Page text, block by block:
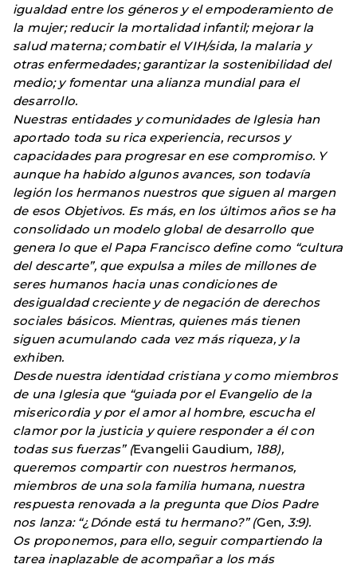
igualdad entre los géneros y el empoderamiento de
la mujer; reducir la mortalidad infantil; mejorar la
salud materna; combatir el VIH/sida, la malaria y
otras enfermedades; garantizar la sostenibilidad del
medio; y fomentar una alianza mundial para el
desarrollo.
Nuestras entidades y comunidades de Iglesia han
aportado toda su rica experiencia, recursos y
capacidades para progresar en ese compromiso. Y
aunque ha habido algunos avances, son todavía
legión los hermanos nuestros que siguen al margen
de esos Objetivos. Es más, en los últimos años se ha
consolidado un modelo global de desarrollo que
genera lo que el Papa Francisco define como “cultura
del descarte”, que expulsa a miles de millones de
seres humanos hacia unas condiciones de
desigualdad creciente y de negación de derechos
sociales básicos. Mientras, quienes más tienen
siguen acumulando cada vez más riqueza, y la
exhiben.
Desde nuestra identidad cristiana y como miembros
de una Iglesia que “guiada por el Evangelio de la
misericordia y por el amor al hombre, escucha el
clamor por la justicia y quiere responder a él con
todas sus fuerzas” (Evangelii Gaudium, 188),
queremos compartir con nuestros hermanos,
miembros de una sola familia humana, nuestra
respuesta renovada a la pregunta que Dios Padre
nos lanza: “¿Dónde está tu hermano?” (Gen, 3:9).
Os proponemos, para ello, seguir compartiendo la
tarea inaplazable de acompañar a los más